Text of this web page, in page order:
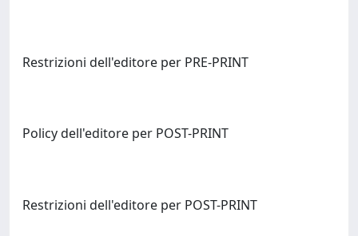
Restrizioni dell'editore per PRE-PRINT
Policy dell'editore per POST-PRINT
Restrizioni dell'editore per POST-PRINT